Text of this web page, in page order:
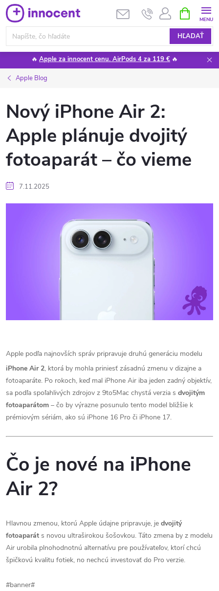
Prejsť
na
obsah
HĽADAŤ
KOŠÍK
🔥 Apple za innocent cenu. AirPods 4 za 119 € 🔥
Apple Blog
Nový iPhone Air 2:
Apple plánuje dvojitý
fotoaparát – čo vieme
7.11.2025
Apple podľa najnovších správ pripravuje druhú generáciu modelu
iPhone Air 2, ktorá by mohla priniesť zásadnú zmenu v dizajne a
fotoaparáte. Po rokoch, keď mal iPhone Air iba jeden zadný objektív,
sa podľa spoľahlivých zdrojov z 9to5Mac chystá verzia s dvojitým
fotoaparátom – čo by výrazne posunulo tento model bližšie k
prémiovým sériám, ako sú iPhone 16 Pro či iPhone 17.
Čo je nové na iPhone
Air 2?
Hlavnou zmenou, ktorú Apple údajne pripravuje, je dvojitý
fotoaparát s novou ultraširokou šošovkou. Táto zmena by z modelu
Air urobila plnohodnotnú alternatívu pre používateľov, ktorí chcú
špičkovú kvalitu fotiek, no nechcú investovať do Pro verzie.
#banner#